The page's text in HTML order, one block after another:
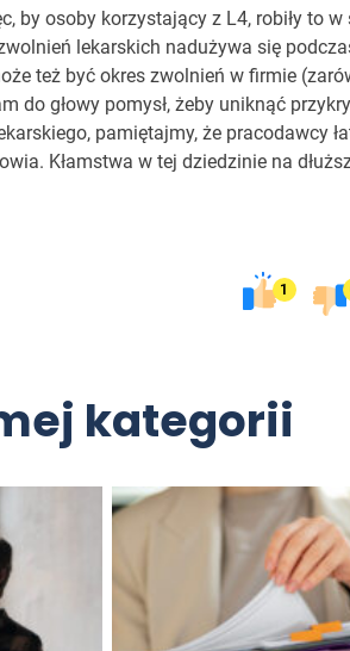
by osoby korzystający z L4, robiły to
lekarskich nadużywa się
też być okres zwolnień w firmie
do głowy pomysł, żeby uniknąć
pamiętajmy, że pracodawcy
Kłamstwa w tej dziedzinie na
1
kategorii